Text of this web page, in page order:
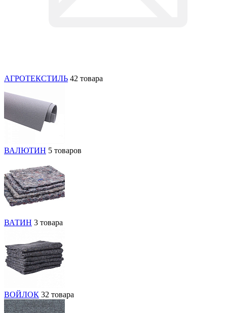
АГРОТЕКСТИЛЬ 42 товара
ВАЛЮТИН 5 товаров
ВАТИН 3 товара
ВОЙЛОК 32 товара